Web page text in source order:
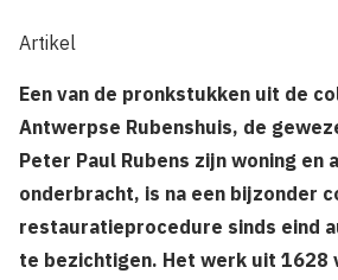
Artikel
Een van de pronkstukken uit de
Antwerpse Rubenshuis, de
Peter Paul Rubens zijn woning en
onderbracht, is na een bijzonder
restauratieprocedure sinds eind
te bezichtigen. Het werk uit 1628